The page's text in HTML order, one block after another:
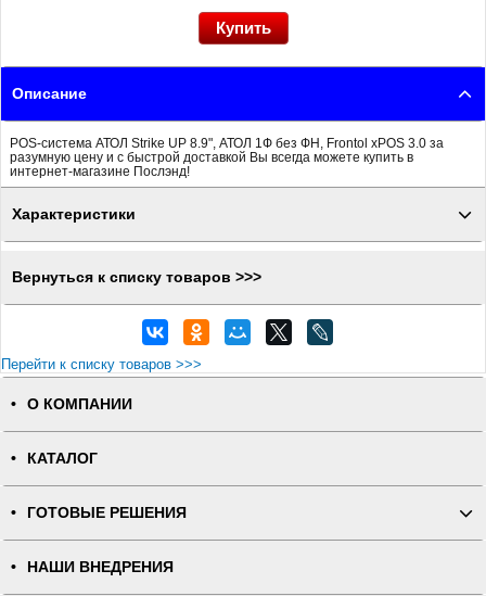
Описание
POS-система АТОЛ Strike UP 8.9", АТОЛ 1Ф без ФН, Frontol xPOS 3.0 за
разумную цену и с быстрой доставкой Вы всегда можете купить в
интернет-магазине Послэнд!
Характеристики
Вернуться к списку товаров >>>
Перейти к списку товаров >>>
О КОМПАНИИ
КАТАЛОГ
ГОТОВЫЕ РЕШЕНИЯ
НАШИ ВНЕДРЕНИЯ